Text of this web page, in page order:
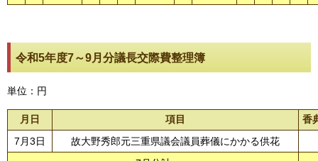
令和5年度7～9月分議長交際費整理簿
単位：円
月日 項目
香
7月3日
故大野秀郎元三重県議会議員葬儀にかかる供花